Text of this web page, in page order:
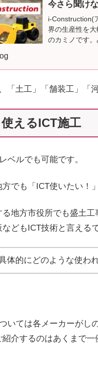
今さら聞け
i-Construction(
界の生産性を
のカミノです
「土工」「舗装工」「
えるICT施工
ベルでも可能です。
でも「ICT使いたい！
地方市役所でも盛土
どもICT技術と言える
体的にどのような使わ
いては各メーカーがし
紹介するのはあくまで